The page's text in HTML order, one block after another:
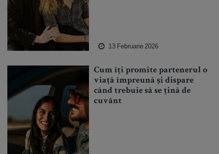
13 Februarie 2026
Cum îți promite partenerul o
viață împreună și dispare
când trebuie să se țină de
cuvânt